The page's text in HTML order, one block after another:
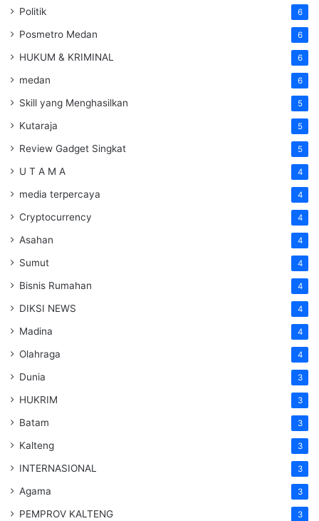
Politik 6
Posmetro Medan 6
HUKUM & KRIMINAL 6
medan 6
Skill yang Menghasilkan 5
Kutaraja 5
Review Gadget Singkat 5
U T A M A 4
media terpercaya 4
Cryptocurrency 4
Asahan 4
Sumut 4
Bisnis Rumahan 4
DIKSI NEWS 4
Madina 4
Olahraga 4
Dunia 3
HUKRIM 3
Batam 3
Kalteng 3
INTERNASIONAL 3
Agama 3
PEMPROV KALTENG 3